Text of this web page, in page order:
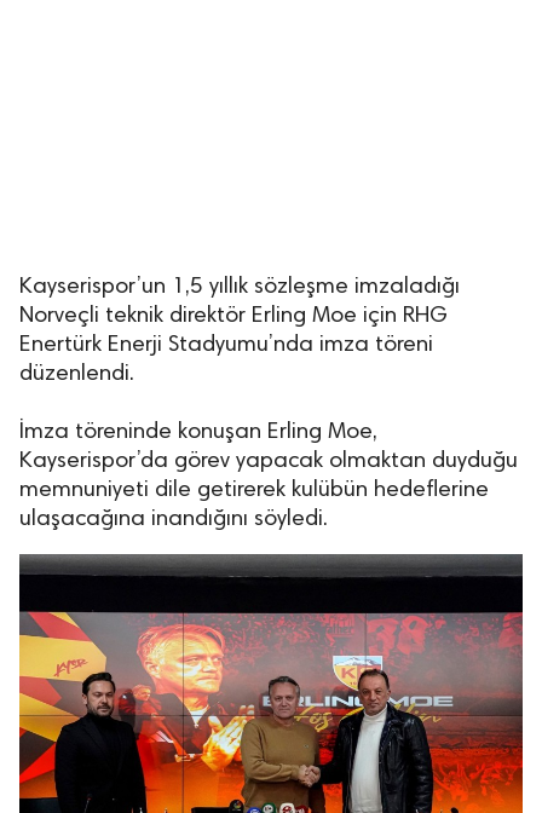
Kayserispor’un 1,5 yıllık sözleşme imzaladığı
Norveçli teknik direktör Erling Moe için RHG
Enertürk Enerji Stadyumu’nda imza töreni
düzenlendi.
İmza töreninde konuşan Erling Moe,
Kayserispor’da görev yapacak olmaktan duyduğu
memnuniyeti dile getirerek kulübün hedeflerine
ulaşacağına inandığını söyledi.